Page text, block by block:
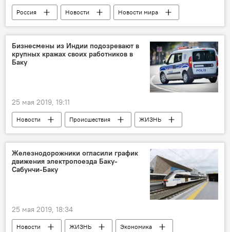
Россия Новости
Новости мира
Политика
Ядерная реакция: какая судьба ждет сделку с Ираном
Россия
Иран
Ядерная сделка
Бизнесмены из Индии подозревают в
крупных кражах своих работников в
Баку
25 мая 2019, 19:11
Новости Происшествия
ЖИЗНЬ
Кража
бизнес
бытовая техника
Баку
Происшествия в Азербайджане
Железнодорожники огласили график
движения электропоезда Баку-
Сабунчи-Баку
25 мая 2019, 18:34
Новости ЖИЗНЬ
Экономика